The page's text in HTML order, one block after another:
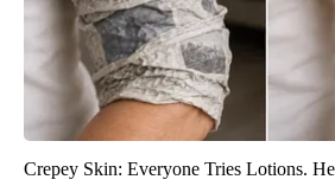
Crepey Skin: Everyone Tries Lotions.